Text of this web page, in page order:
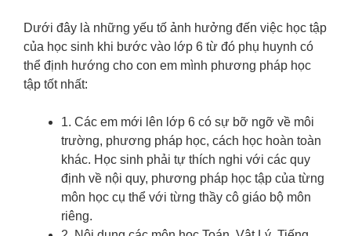
Dưới đây là những yếu tố ảnh hưởng đến việc học tập
của học sinh khi bước vào lớp 6 từ đó phụ huynh có
thể định hướng cho con em mình phương pháp học
tập tốt nhất:
1. Các em mới lên lớp 6 có sự bỡ ngỡ về môi
trường, phương pháp học, cách học hoàn toàn
khác. Học sinh phải tự thích nghi với các quy
định về nội quy, phương pháp học tập của từng
môn học cụ thể với từng thầy cô giáo bộ môn
riêng.